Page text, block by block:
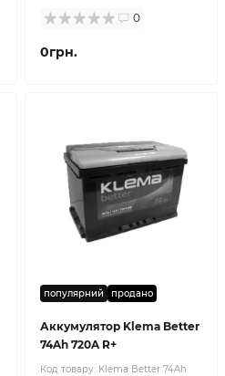
0
0грн.
популярний продано
Аккумулятор Klema Better
74Ah 720A R+
Код товару: Klema Better 74Ah